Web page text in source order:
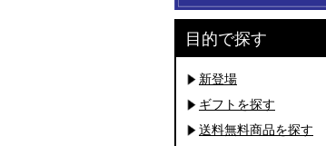
目的で探す
新登場
ギフトを探す
送料無料商品を探す